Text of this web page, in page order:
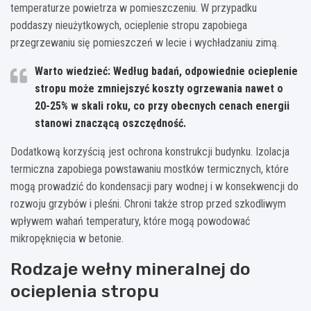
temperaturze powietrza w pomieszczeniu. W przypadku
poddaszy nieużytkowych, ocieplenie stropu zapobiega
przegrzewaniu się pomieszczeń w lecie i wychładzaniu zimą.
Warto wiedzieć: Według badań, odpowiednie ocieplenie
stropu może zmniejszyć koszty ogrzewania nawet o
20-25% w skali roku, co przy obecnych cenach energii
stanowi znaczącą oszczędność.
Dodatkową korzyścią jest ochrona konstrukcji budynku. Izolacja
termiczna zapobiega powstawaniu mostków termicznych, które
mogą prowadzić do kondensacji pary wodnej i w konsekwencji do
rozwoju grzybów i pleśni. Chroni także strop przed szkodliwym
wpływem wahań temperatury, które mogą powodować
mikropęknięcia w betonie.
Rodzaje wełny mineralnej do
ocieplenia stropu